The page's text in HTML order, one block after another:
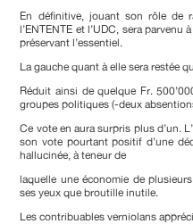
En définitive, jouant son rôle de
l’ENTENTE et l’UDC, sera
préservant l’essentiel.
La gauche quant à elle sera restée
Réduit ainsi de quelque Fr.
groupes politiques (-deux
Ce vote en aura surpris plus d’un.
son vote pourtant positif d’une
hallucinée, à teneur de
laquelle une économie de
ses yeux que broutille inutile.
Les contribuables verniolans